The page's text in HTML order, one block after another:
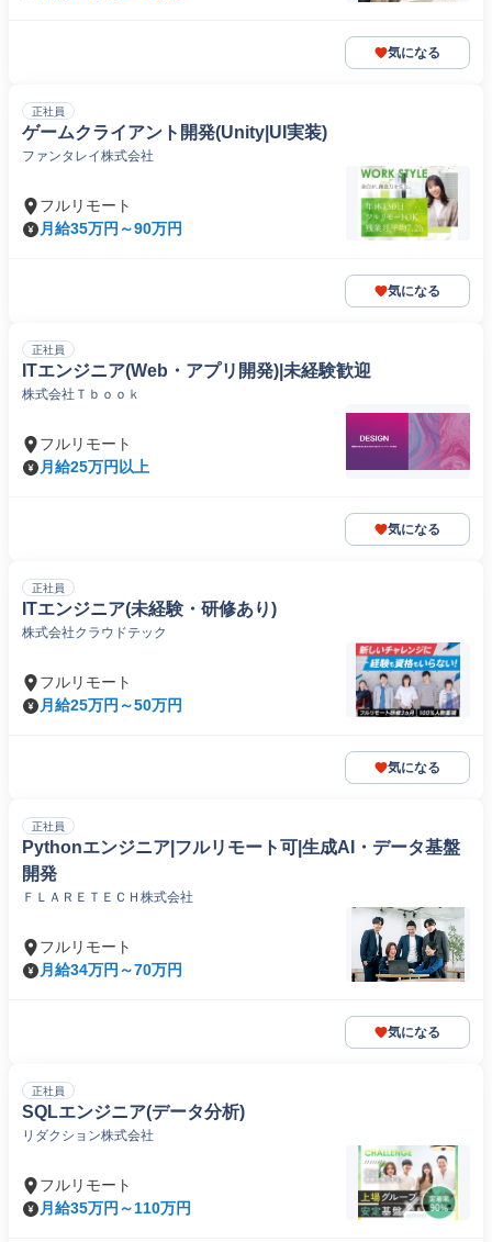
気になる
正社員
ゲームクライアント開発(Unity|UI実装)
ファンタレイ株式会社
フルリモート
月給35万円～90万円
気になる
正社員
ITエンジニア(Web・アプリ開発)|未経験歓迎
株式会社Ｔｂｏｏｋ
フルリモート
月給25万円以上
気になる
正社員
ITエンジニア(未経験・研修あり)
株式会社クラウドテック
フルリモート
月給25万円～50万円
気になる
正社員
Pythonエンジニア|フルリモート可|生成AI・データ基盤
開発
ＦＬＡＲＥＴＥＣＨ株式会社
フルリモート
月給34万円～70万円
気になる
正社員
SQLエンジニア(データ分析)
リダクション株式会社
フルリモート
月給35万円～110万円